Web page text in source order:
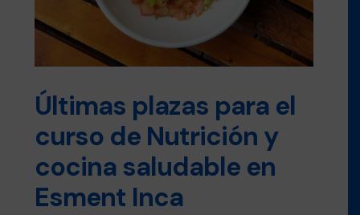
Últimas plazas para el
curso de Nutrición y
cocina saludable en
Esment Inca